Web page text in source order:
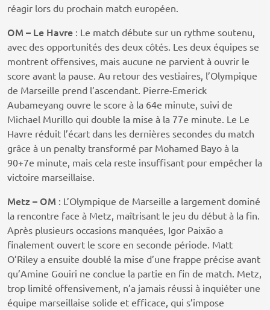
réagir lors du prochain match européen.
OM – Le Havre : Le match débute sur un rythme soutenu,
avec des opportunités des deux côtés. Les deux équipes se
montrent offensives, mais aucune ne parvient à ouvrir le
score avant la pause. Au retour des vestiaires, l’Olympique
de Marseille prend l’ascendant. Pierre-Emerick
Aubameyang ouvre le score à la 64e minute, suivi de
Michael Murillo qui double la mise à la 77e minute. Le Le
Havre réduit l’écart dans les dernières secondes du match
grâce à un penalty transformé par Mohamed Bayo à la
90+7e minute, mais cela reste insuffisant pour empêcher la
victoire marseillaise.
Metz – OM : L’Olympique de Marseille a largement dominé
la rencontre face à Metz, maîtrisant le jeu du début à la fin.
Après plusieurs occasions manquées, Igor Paixão a
finalement ouvert le score en seconde période. Matt
O’Riley a ensuite doublé la mise d’une frappe précise avant
qu’Amine Gouiri ne conclue la partie en fin de match. Metz,
trop limité offensivement, n’a jamais réussi à inquiéter une
équipe marseillaise solide et efficace, qui s’impose